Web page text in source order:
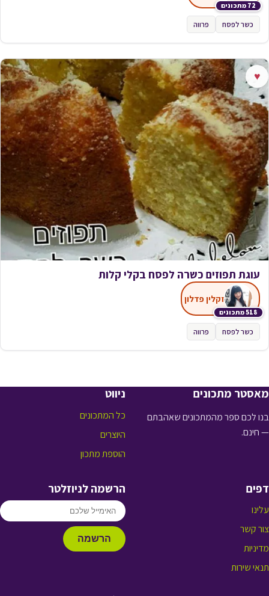
72 מתכונים
כשר לפסח פרווה
♥
עוגת תפוזים כשרה לפסח בקלי קלות
518 מתכונים
זקלין פדלון
כשר לפסח פרווה
מאסטר מתכונים
בנו לכם ספר מהמתכונים שאהבתם
— חינם.
ניווט
כל המתכונים
היוצרים
הוספת מתכון
דפים
עלינו
צור קשר
מדיניות
תנאי שירות
הרשמה לניוזלטר
הרשמה